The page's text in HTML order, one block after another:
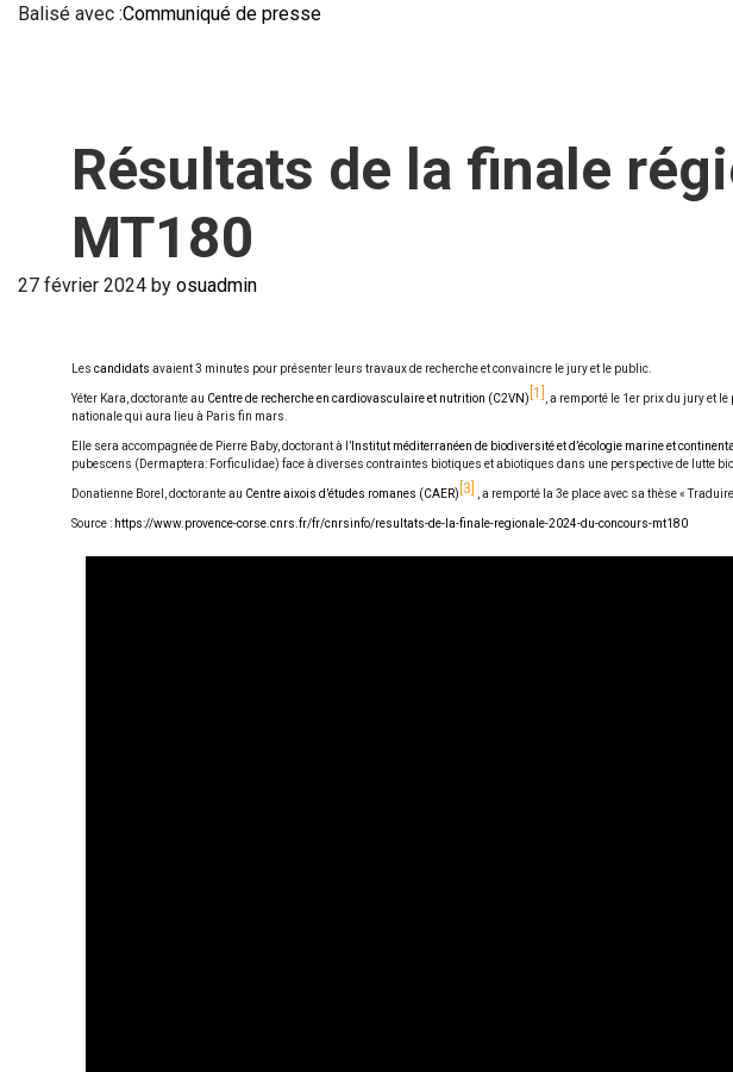
Balisé avec :Communiqué de presse
Résultats de la finale
MT180
27 février 2024 by osuadmin
Les candidats avaient 3 minutes pour présenter leurs travaux de recherche et convaincre le jury et le public.
Yéter Kara, doctorante au Centre de recherche en cardiovasculaire et nutrition (C2VN) 1
, a remporté le 1er prix du jury et
nationale qui aura lieu à Paris fin mars.
Elle sera accompagnée de Pierre Baby, doctorant à l’ Institut méditerranéen de biodiversité et d’écologie marine et
pubescens (Dermaptera: Forficulidae) face à diverses contraintes biotiques et abiotiques dans une perspective de lutte
Donatienne Borel, doctorante au Centre aixois d’études romanes (CAER) 3 , a remporté la 3e place avec sa thèse «
Source : https://www.provence-corse.cnrs.fr/fr/cnrsinfo/resultats-de-la-finale-regionale-2024-du-concours-mt180